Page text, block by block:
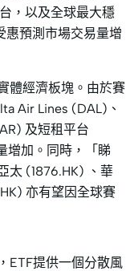
，以及全球最大穩
預測市場交易量增
體經濟板塊。由於賽
Air Lines (DAL)、
及短租平台
增加。同時，「睇
太 (1876.HK) 、華
亦有望因全球賽
ETF提供一個分散風